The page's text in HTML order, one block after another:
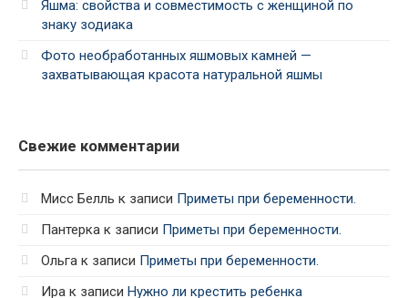
Яшма: свойства и совместимость с женщиной по
знаку зодиака
Фото необработанных яшмовых камней —
захватывающая красота натуральной яшмы
Свежие комментарии
Мисс Белль к записи Приметы при беременности.
Пантерка к записи Приметы при беременности.
Ольга к записи Приметы при беременности.
Ира к записи Нужно ли крестить ребенка